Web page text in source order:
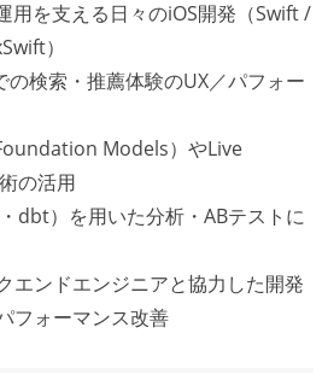
用を支える日々のiOS開発（Swift /
）
の検索・推薦体験のUX／パフォー
Models）やLive
の活用
dbt）を用いた分析・ABテストに
エンドエンジニアと協力した開発
フォーマンス改善